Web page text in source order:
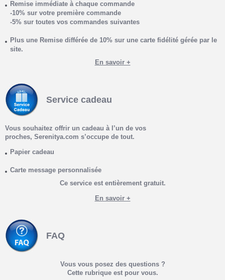
Remise immédiate à chaque commande
-10% sur votre première commande
-5% sur toutes vos commandes suivantes
Plus une Remise différée de 10% sur une carte fidélité gérée par le
site.
En savoir +
Service cadeau
Vous souhaitez offrir un cadeau à l’un de vos
proches, Serenitya.com s’occupe de tout.
Papier cadeau
Carte message personnalisée
Ce service est entièrement gratuit.
En savoir +
FAQ
Vous vous posez des questions ?
Cette rubrique est pour vous.